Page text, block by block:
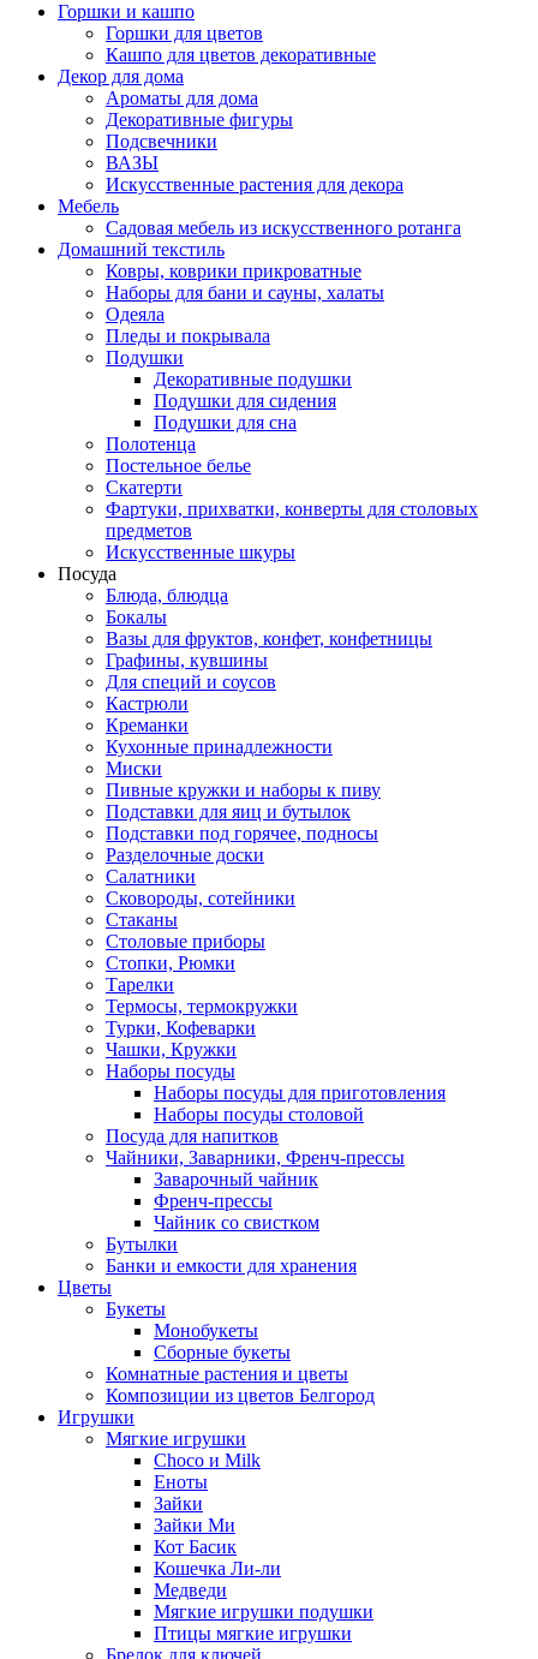
Горшки и кашпо
Горшки для цветов
Кашпо для цветов декоративные
Декор для дома
Ароматы для дома
Декоративные фигуры
Подсвечники
ВАЗЫ
Искусственные растения для декора
Мебель
Садовая мебель из искусственного ротанга
Домашний текстиль
Ковры, коврики прикроватные
Наборы для бани и сауны, халаты
Одеяла
Пледы и покрывала
Подушки
Декоративные подушки
Подушки для сидения
Подушки для сна
Полотенца
Постельное белье
Скатерти
Фартуки, прихватки, конверты для столовых
предметов
Искусственные шкуры
Посуда
Блюда, блюдца
Бокалы
Вазы для фруктов, конфет, конфетницы
Графины, кувшины
Для специй и соусов
Кастрюли
Креманки
Кухонные принадлежности
Миски
Пивные кружки и наборы к пиву
Подставки для яиц и бутылок
Подставки под горячее, подносы
Разделочные доски
Салатники
Сковороды, сотейники
Стаканы
Столовые приборы
Стопки, Рюмки
Тарелки
Термосы, термокружки
Турки, Кофеварки
Чашки, Кружки
Наборы посуды
Наборы посуды для приготовления
Наборы посуды столовой
Посуда для напитков
Чайники, Заварники, Френч-прессы
Заварочный чайник
Френч-прессы
Чайник со свистком
Бутылки
Банки и емкости для хранения
Цветы
Букеты
Монобукеты
Сборные букеты
Комнатные растения и цветы
Композиции из цветов Белгород
Игрушки
Мягкие игрушки
Choco и Milk
Еноты
Зайки
Зайки Ми
Кот Басик
Кошечка Ли-ли
Медведи
Мягкие игрушки подушки
Птицы мягкие игрушки
Брелок для ключей